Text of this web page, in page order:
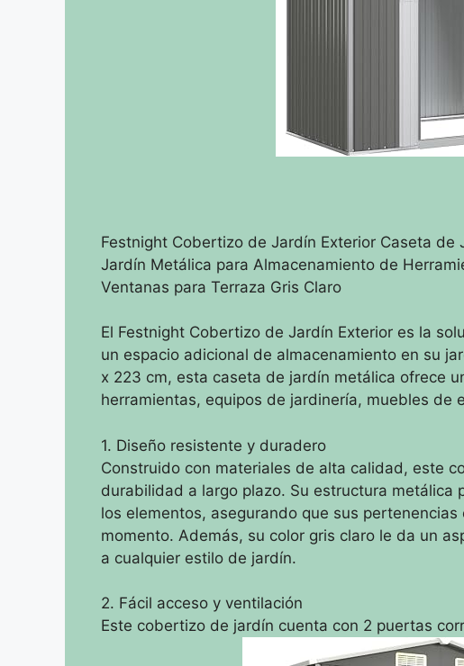
Festnight Cobertizo de Jardín Exterior Caseta
Jardín Metálica para Almacenamiento de
Ventanas para Terraza Gris Claro
El Festnight Cobertizo de Jardín Exterior es la
un espacio adicional de almacenamiento en su
x 223 cm, esta caseta de jardín metálica ofrece
herramientas, equipos de jardinería, muebles de
1. Diseño resistente y duradero
Construido con materiales de alta calidad, este
durabilidad a largo plazo. Su estructura metálica
los elementos, asegurando que sus
momento. Además, su color gris claro le da un
a cualquier estilo de jardín.
2. Fácil acceso y ventilación
Este cobertizo de jardín cuenta con 2 puertas